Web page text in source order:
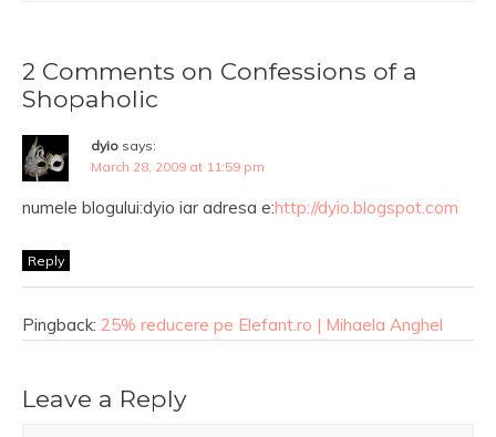
2 Comments on Confessions of a
Shopaholic
dyio says:
March 28, 2009 at 11:59 pm
numele blogului:dyio iar adresa e:http://dyio.blogspot.com
Reply
Pingback: 25% reducere pe Elefant.ro | Mihaela Anghel
Leave a Reply